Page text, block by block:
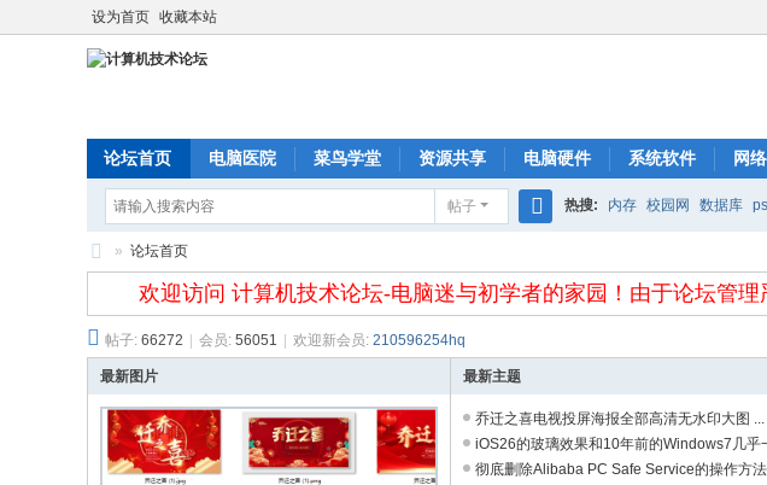
设为首页 收藏本站
论坛首页 电脑医院 菜鸟学堂 资源共享 电脑硬件 系统软件 网
帖子
索
热搜: 内存 校园网 数据库
算
机
技
» 论坛首页
欢迎访问 计算机技术论坛-电脑迷与初学者的家园！由于论坛管
帖子: 66272 会员: 56051 欢迎新会员: 210596254hq
最新图片 最新主题
乔迁之喜电视投屏海报全部高清无水印大图 ...
iOS26的玻璃效果和10年前的Windows7几乎
... 彻底删除Alibaba PC Safe Service的操作方